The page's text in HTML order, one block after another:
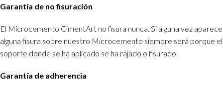
Garantía de no fisuración
El Microcemento CimentArt no fisura nunca. Si alguna vez aparece
alguna fisura sobre nuestro Microcemento siempre será porque el
soporte donde se ha aplicado se ha rajado o fisurado.
Garantía de adherencia